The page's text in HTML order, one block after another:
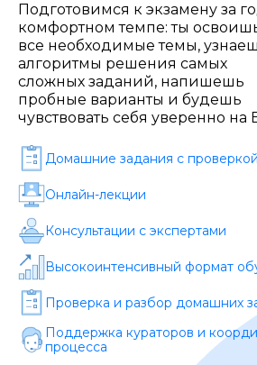
Подготовимся к экзамену за
комфортном темпе: ты
все необходимые темы,
алгоритмы решения самых
сложных заданий, напишешь
пробные варианты и будешь
чувствовать себя уверенно на
Домашние задания c проверкой
Онлайн-лекции
Консультации с экспертами
Высокоинтенсивный формат
Проверка и разбор домашних
Поддержка кураторов и
процесса
Подача материала *
Программа обучения *
Уровень организации *